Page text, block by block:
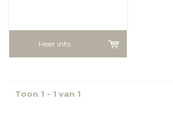
Meer info
Toon 1 - 1 van 1